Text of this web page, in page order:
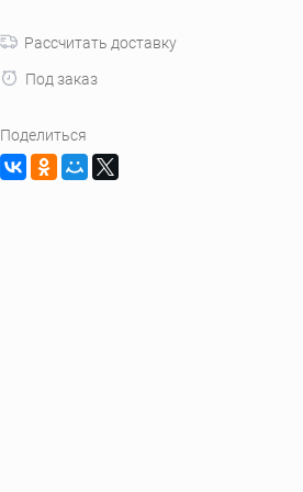
Рассчитать доставку
Под заказ
Поделиться